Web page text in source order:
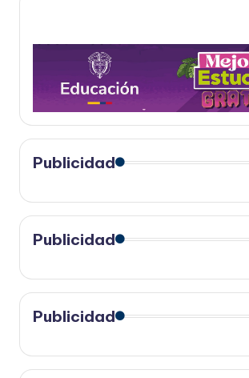
Publicidad
Publicidad
Publicidad